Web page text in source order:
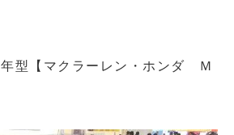
年型【マクラーレン・ホンダ Ｍ